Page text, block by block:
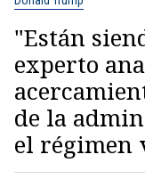
"Están
experto
de la
el régimen